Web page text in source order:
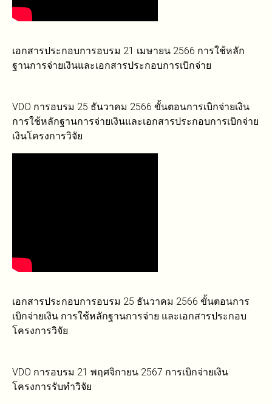
เอกสารประกอบการอบรม 21 เมษายน 2566 การใช้หลัก
ฐานการจ่ายเงินและเอกสารประกอบการเบิกจ่าย
VDO การอบรม 25 ธันวาคม 2566 ขั้นตอนการเบิกจ่ายเงิน
การใช้หลักฐานการจ่ายเงินและเอกสารประกอบการเบิกจ่าย
เงินโครงการวิจัย
เอกสารประกอบการอบรม 25 ธันวาคม 2566 ขั้นตอนการ
เบิกจ่ายเงิน การใช้หลักฐานการจ่าย และเอกสารประกอบ
โครงการวิจัย
VDO การอบรม 21 พฤศจิกายน 2567 การเบิกจ่ายเงิน
โครงการรับทำวิจัย